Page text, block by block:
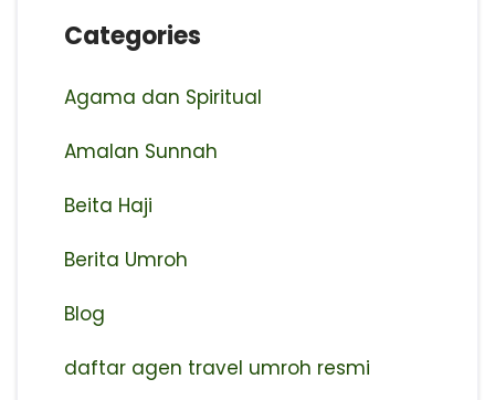
Categories
Agama dan Spiritual
Amalan Sunnah
Beita Haji
Berita Umroh
Blog
daftar agen travel umroh resmi